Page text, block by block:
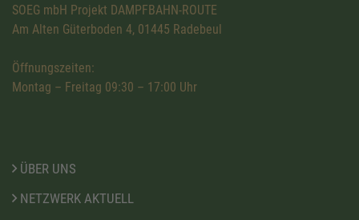
SOEG mbH Projekt DAMPFBAHN-ROUTE
Am Alten Güterboden 4, 01445 Radebeul
Öffnungszeiten:
Montag – Freitag 09:30 – 17:00 Uhr
ÜBER UNS
NETZWERK AKTUELL